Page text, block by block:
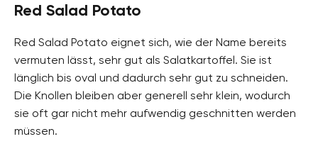
Red Salad Potato
Red Salad Potato eignet sich, wie der Name bereits
vermuten lässt, sehr gut als Salatkartoffel. Sie ist
länglich bis oval und dadurch sehr gut zu schneiden.
Die Knollen bleiben aber generell sehr klein, wodurch
sie oft gar nicht mehr aufwendig geschnitten werden
müssen.